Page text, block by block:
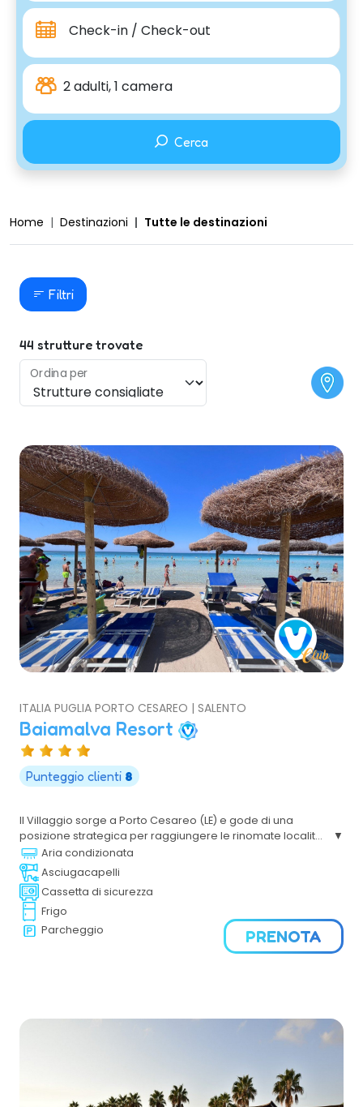
Check-in / Check-out
2 adulti, 1 camera
Cerca
Home Destinazioni Tutte le destinazioni
Filtri
44 strutture trovate
Ordina per
ITALIA PUGLIA PORTO CESAREO | SALENTO
Baiamalva Resort
Punteggio clienti 8
Il Villaggio sorge a Porto Cesareo (LE) e gode di una
posizione strategica per raggiungere le rinomate località
di Gallipoli e le marine di Ugento. Il Mare, il Sole,
l'accoglienza cordiale renderanno piacevoli le tue
vacanze nel Salento.
Aria condizionata
Asciugacapelli
Cassetta di sicurezza
Frigo
Parcheggio
PRENOTA